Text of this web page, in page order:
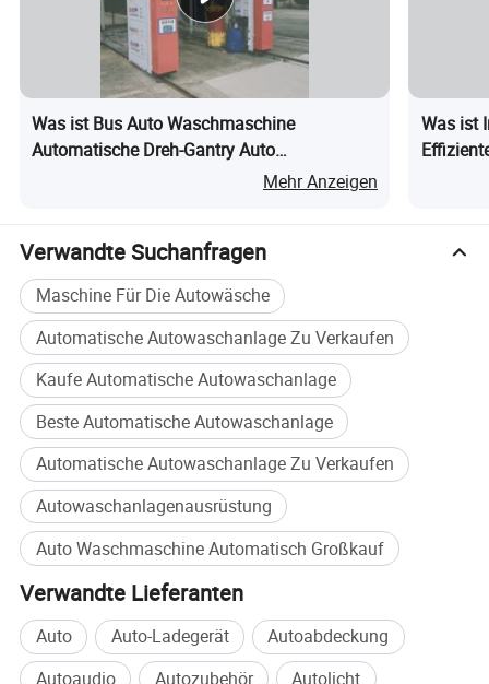
Was ist Bus Auto Waschmaschine
Automatische Dreh-Gantry Auto
Mehr Anzeigen
Was ist
Verwandte Suchanfragen
Maschine Für Die Autowäsche
Automatische Autowaschanlage Zu Verkaufen
Kaufe Automatische Autowaschanlage
Beste Automatische Autowaschanlage
Automatische Autowaschanlage Zu Verkaufen
Autowaschanlagenausrüstung
Auto Waschmaschine Automatisch Großkauf
Verwandte Lieferanten
Auto Auto-Ladegerät
Autoabdeckung
Autoaudio
Autozubehör Autolicht